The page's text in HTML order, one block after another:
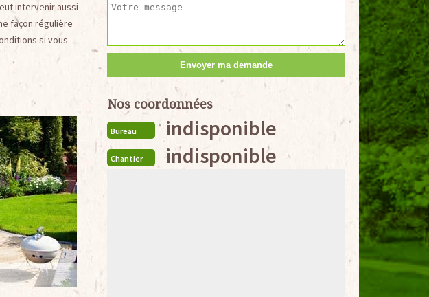
intervenir aussi
façon régulière
si vous
Nos coordonnées
Bureau indisponible
Chantier indisponible